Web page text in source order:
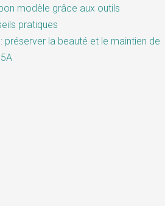
modèle grâce aux outils
pratiques
préserver la beauté et le maintien de